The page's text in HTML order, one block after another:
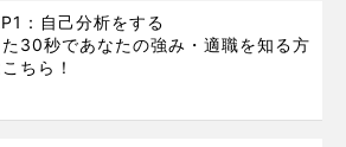
：自己分析をする
30秒であなたの強み・適職を知る方
ちら！